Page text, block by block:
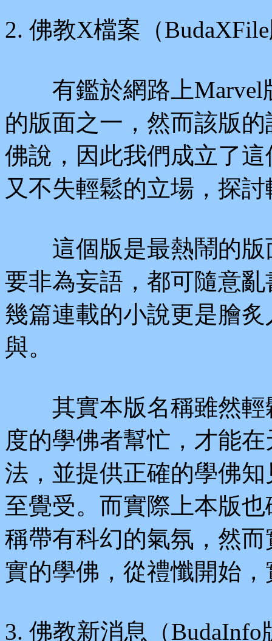
2. 佛教X檔案（
有鑑於網路上Marvel
的版面之一，然而該版
佛說，因此我們成立了
又不失輕鬆的立場，探
這個版是最熱鬧的版
要非為妄語，都可隨意
幾篇連載的小說更是膾
與。
其實本版名稱雖然輕
度的學佛者幫忙，才能
法，並提供正確的學佛
至覺受。而實際上本版
稱帶有科幻的氣氛，然
實的學佛，從禮懺開始
3. 佛教新消息（BudaInfo